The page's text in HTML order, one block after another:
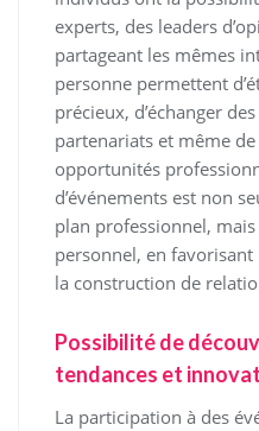
experts, des leaders
partageant les mêmes
personne permettent
précieux, d’échanger
partenariats et même
opportunités
d’événements est non
plan professionnel,
personnel, en favorisant
la construction de
Possibilité de
tendances et
La participation à des